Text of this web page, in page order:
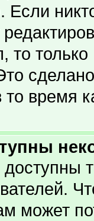
Если
то
то время
может